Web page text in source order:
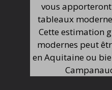
vous
tableaux
Cette estimation
modernes peut
en Aquitaine ou